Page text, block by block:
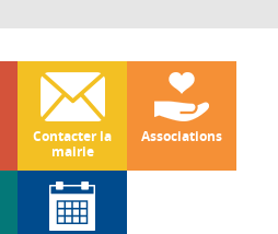
Contacter la
mairie
Associations